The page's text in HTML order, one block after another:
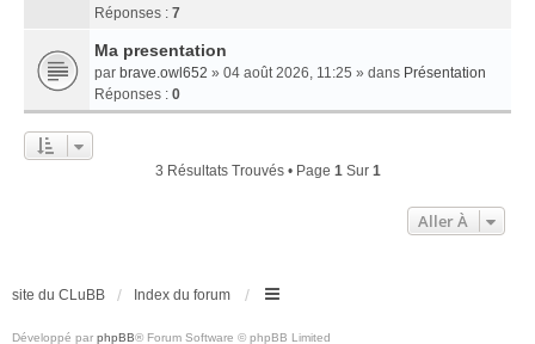
Réponses : 7
Ma presentation
par brave.owl652 » 04 août 2026, 11:25 » dans Présentation
Réponses : 0
3 Résultats Trouvés • Page 1Sur 1
Aller À
site du CLuBB Index du forum
Développé par phpBB® Forum Software © phpBB Limited